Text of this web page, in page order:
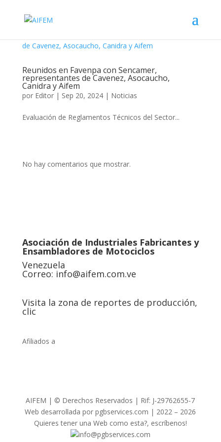
Reunidos en Favenpa con Sencamer,
representantes de Cavenez, Asocaucho,
Canidra y Aifem
por Editor| Sep 20, 2024| Noticias
Evaluación de Reglamentos Técnicos del Sector...
No hay comentarios que mostrar.
Asociación de Industriales Fabricantes y
Ensambladores de Motociclos
Venezuela
Correo: info@aifem.com.ve
Visita la zona de reportes de producción,
clic
Afiliados a
AIFEM | © Derechos Reservados | Rif: J-29762655-7
Web desarrollada por pgbservices.com | 2022 – 2026
Quieres tener una Web como esta?, escríbenos!
info@pgbservices.com